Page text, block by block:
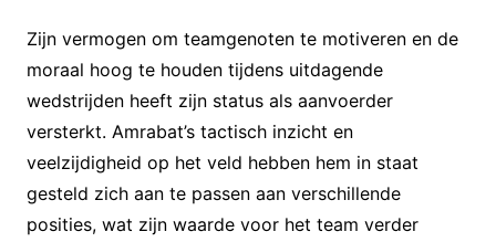
Zijn vermogen om teamgenoten te motiveren en de
moraal hoog te houden tijdens uitdagende
wedstrijden heeft zijn status als aanvoerder
versterkt. Amrabat’s tactisch inzicht en
veelzijdigheid op het veld hebben hem in staat
gesteld zich aan te passen aan verschillende
posities, wat zijn waarde voor het team verder